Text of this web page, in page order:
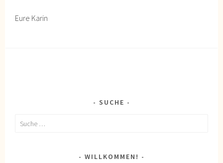
Eure Karin
SUCHE
Suche
WILLKOMMEN!